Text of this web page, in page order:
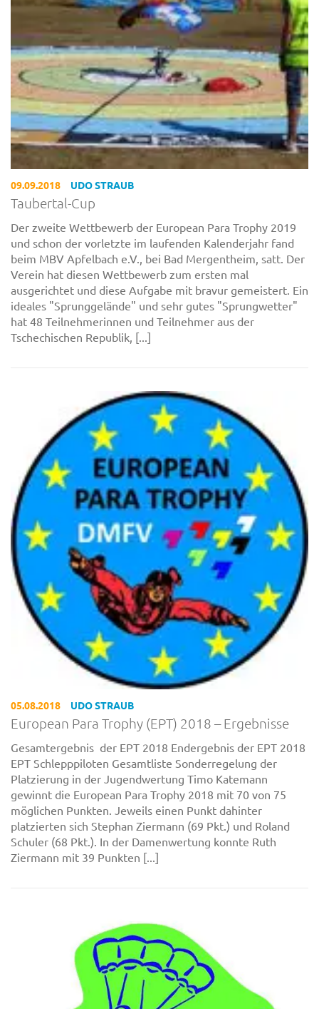
09.09.2018 UDO STRAUB
Taubertal-Cup
Der zweite Wettbewerb der European Para Trophy 2019
und schon der vorletzte im laufenden Kalenderjahr fand
beim MBV Apfelbach e.V., bei Bad Mergentheim, satt. Der
Verein hat diesen Wettbewerb zum ersten mal
ausgerichtet und diese Aufgabe mit bravur gemeistert. Ein
ideales "Sprunggelände" und sehr gutes "Sprungwetter"
hat 48 Teilnehmerinnen und Teilnehmer aus der
Tschechischen Republik, [...]
05.08.2018 UDO STRAUB
European Para Trophy (EPT) 2018 – Ergebnisse
Gesamtergebnis der EPT 2018 Endergebnis der EPT 2018
EPT Schlepppiloten Gesamtliste Sonderregelung der
Platzierung in der Jugendwertung Timo Katemann
gewinnt die European Para Trophy 2018 mit 70 von 75
möglichen Punkten. Jeweils einen Punkt dahinter
platzierten sich Stephan Ziermann (69 Pkt.) und Roland
Schuler (68 Pkt.). In der Damenwertung konnte Ruth
Ziermann mit 39 Punkten [...]